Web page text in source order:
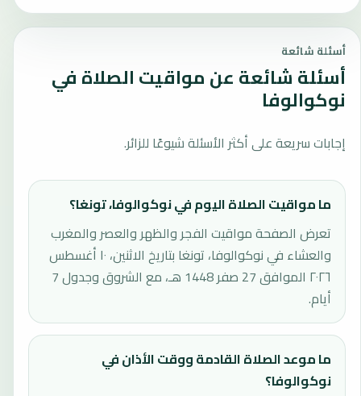
أسئلة شائعة
أسئلة شائعة عن مواقيت الصلاة في
نوكوالوفا
إجابات سريعة على أكثر الأسئلة شيوعًا للزائر.
ما مواقيت الصلاة اليوم في نوكوالوفا، تونغا؟
تعرض الصفحة مواقيت الفجر والظهر والعصر والمغرب
والعشاء في نوكوالوفا، تونغا بتاريخ الاثنين، ١٠ أغسطس
٢٠٢٦ الموافق 27 صفر 1448 هـ، مع الشروق وجدول 7
أيام.
ما موعد الصلاة القادمة ووقت الأذان في
نوكوالوفا؟